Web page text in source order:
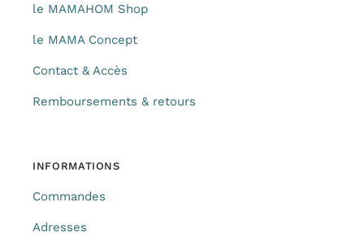
le MAMAHOM Shop
le MAMA Concept
Contact & Accès
Remboursements & retours
INFORMATIONS
Commandes
Adresses